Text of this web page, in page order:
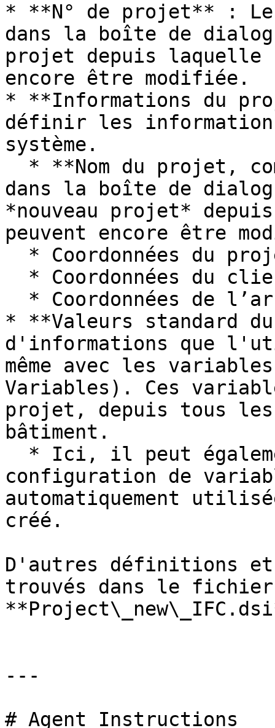
* **N° de projet** :
dans la boîte de
projet depuis laquelle
encore être modifiée.
* **Informations du
définir les
système.
dans la boîte de
*nouveau projet*
peuvent encore être
* **Valeurs standard
d'informations que
même avec les
Variables). Ces
projet, depuis tous
bâtiment.
configuration de
automatiquement
créé.
D'autres définitions et
trouvés dans le
---
# Agent Instructions